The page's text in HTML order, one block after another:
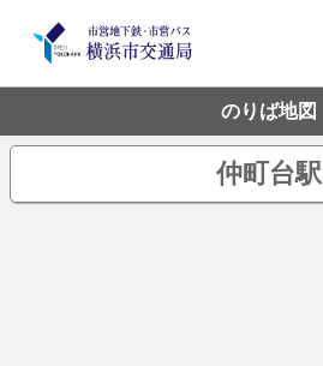
のりば地図
仲町台駅